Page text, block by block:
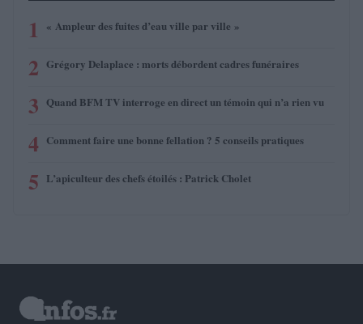
1 « Ampleur des fuites d’eau ville par ville »
2 Grégory Delaplace : morts débordent cadres funéraires
3 Quand BFM TV interroge en direct un témoin qui n’a rien vu
4 Comment faire une bonne fellation ? 5 conseils pratiques
5 L’apiculteur des chefs étoilés : Patrick Cholet